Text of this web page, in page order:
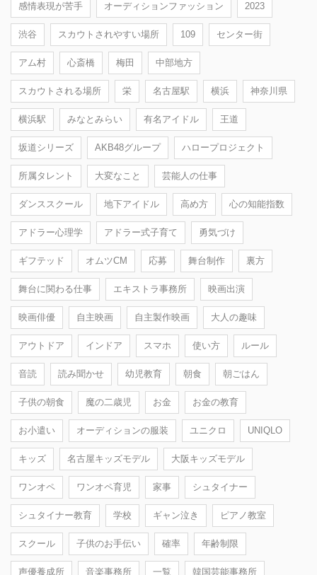
感情表現が苦手 オーディションファッション 2023
渋谷 スカウトされやすい場所 109 センター街
アム村 心斎橋 梅田 中部地方
スカウトされる場所 栄 名古屋駅 横浜 神奈川県
横浜駅 みなとみらい 有名アイドル 王道
坂道シリーズ AKB48グループ ハロープロジェクト
所属タレント 大変なこと 芸能人の仕事
ダンススクール 地下アイドル 高め方 心の知能指数
アドラー心理学 アドラー式子育て 勇気づけ
ギフテッド オムツCM 応募 舞台制作 裏方
舞台に関わる仕事 エキストラ事務所 映画出演
映画俳優 自主映画 自主製作映画 大人の趣味
アウトドア インドア スマホ 使い方 ルール
音読 読み聞かせ 幼児教育 朝食 朝ごはん
子供の朝食 魔の二歳児 お金 お金の教育
お小遣い オーディションの服装 ユニクロ UNIQLO
キッズ 名古屋キッズモデル 大阪キッズモデル
ワンオペ ワンオペ育児 家事 シュタイナー
シュタイナー教育 学校 ギャン泣き ピアノ教室
スクール 子供のお手伝い 確率 年齢制限
声優養成所 音楽事務所 一覧 韓国芸能事務所